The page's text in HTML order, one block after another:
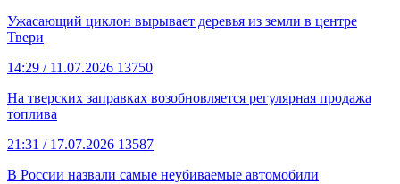
Ужасающий циклон вырывает деревья из земли в центре
Твери
14:29 / 11.07.2026 13750
На тверских заправках возобновляется регулярная продажа
топлива
21:31 / 17.07.2026 13587
В России назвали самые неубиваемые автомобили